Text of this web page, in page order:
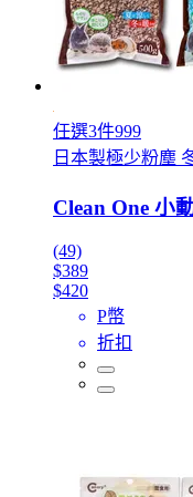
任選3件999
日本製極少粉塵
Clean One 小
(49)
$389
$420
P幣
折扣